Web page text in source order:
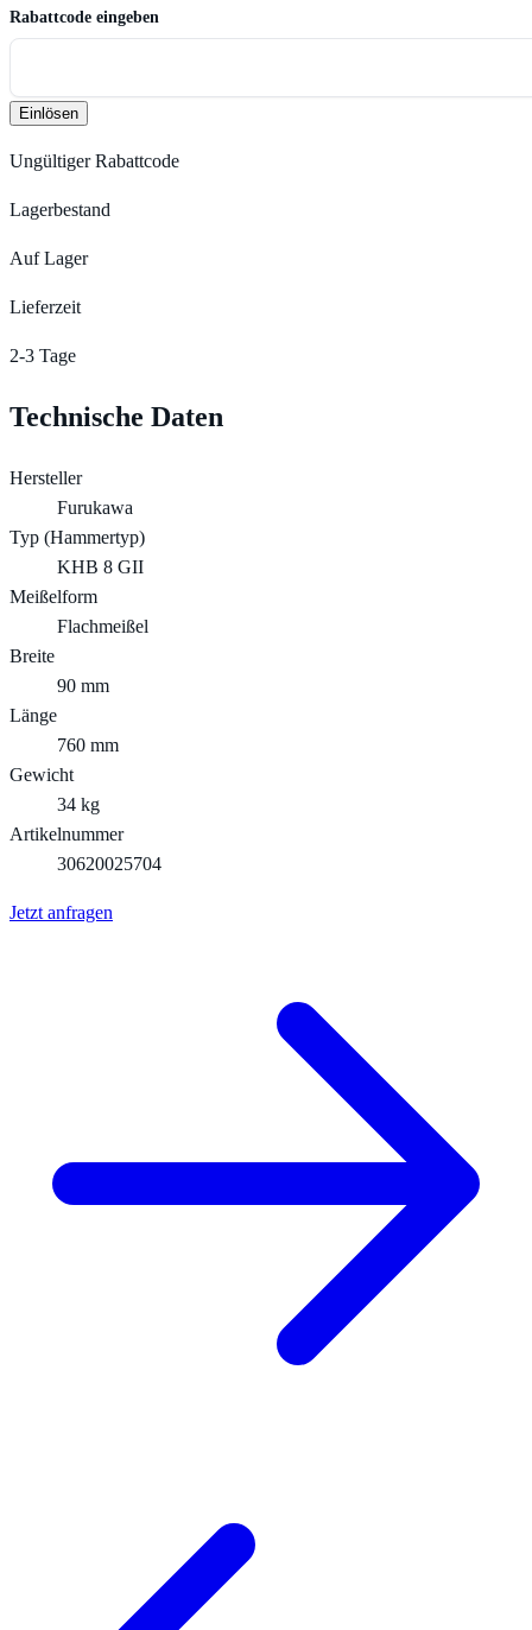
Rabattcode eingeben
Einlösen
Ungültiger Rabattcode
Lagerbestand
Auf Lager
Lieferzeit
2-3 Tage
Technische Daten
Hersteller
Furukawa
Typ (Hammertyp)
KHB 8 GII
Meißelform
Flachmeißel
Breite
90 mm
Länge
760 mm
Gewicht
34 kg
Artikelnummer
30620025704
Jetzt anfragen